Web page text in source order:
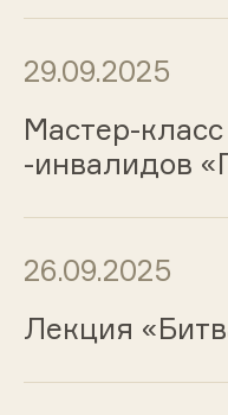
29.09.2025
Мастер-
-инвалидов
26.09.2025
Лекция